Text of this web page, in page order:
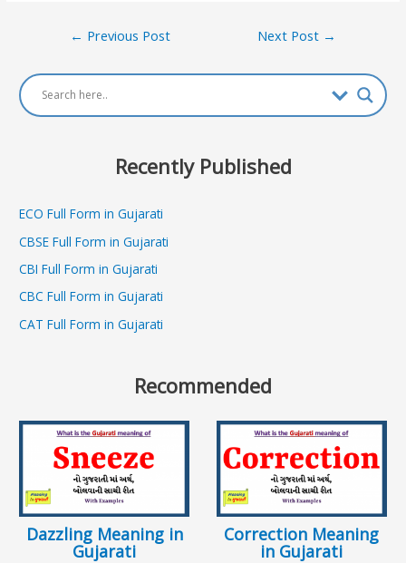
Post
← Previous Post Next Post →
Recently Published
ECO Full Form in Gujarati
CBSE Full Form in Gujarati
CBI Full Form in Gujarati
CBC Full Form in Gujarati
CAT Full Form in Gujarati
Recommended
Dazzling Meaning in
Gujarati
Correction Meaning
in Gujarati